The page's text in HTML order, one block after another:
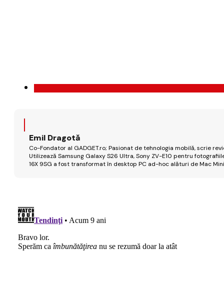
Emil Dragotă
Co-Fondator al GADGET.ro; Pasionat de tehnologia mobilă, scrie
Utilizează Samsung Galaxy S26 Ultra, Sony ZV-E10 pentru
16X 9SG a fost transformat în desktop PC ad-hoc alături de Mac